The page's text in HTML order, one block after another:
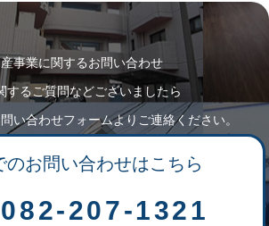
事業に関するお問い合わせ
するご質問などございましたら
い合わせフォームよりご連絡ください。
のお問い合わせはこちら
082-207-1321